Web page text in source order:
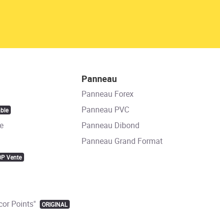
Vente
Points"
ORIGINAL
Panneau
Panneau Forex
Panneau PVC
Panneau Dibond
Panneau Grand Format